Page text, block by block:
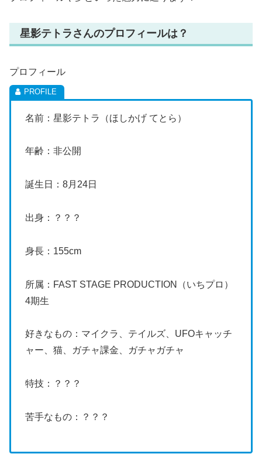
星影テトラさんのプロフィールは？
プロフィール
名前：星影テトラ（ほしかげ てとら）
年齢：非公開
誕生日：8月24日
出身：？？？
身長：155cm
所属：FAST STAGE PRODUCTION（いちプロ）
4期生
好きなもの：マイクラ、テイルズ、UFOキャッチ
ャー、猫、ガチャ課金、ガチャガチャ
特技：？？？
苦手なもの：？？？